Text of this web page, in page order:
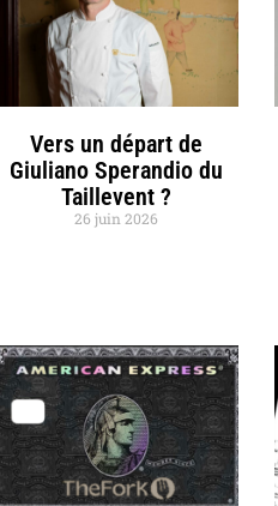
Vers un départ de
Giuliano Sperandio du
Taillevent ?
26 juin 2026